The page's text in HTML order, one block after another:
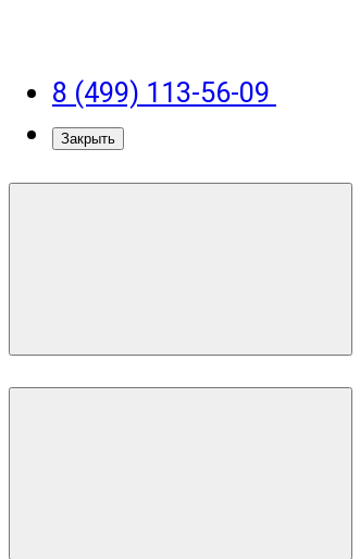
8 (499) 113-56-09
Закрыть